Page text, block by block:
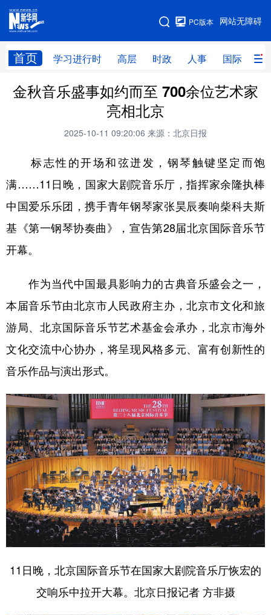
网站无障碍
PC版本
首页 学习进行时 高层 时政 人事 国际 财
网站地图
学习进行时 高层 时政 人事
财经 网评
科技 科创 量子 体育
书画 健康 军事
彩票 娱乐 时尚 悦读
公益 一带一路
文化产业
地方频道
北京 天津 河北 山西
辽宁 吉林 上海 江苏
浙江 安徽 福建 江西
河南 湖北 湖南
广东 广西 海南 重庆
四川 贵州 云南 西藏
金秋音乐盛事如约而至 700余位艺术家
亮相北京
2025-10-11 09:20:06 来源：北京日报
标志性的开场和弦迸发，钢琴触键坚定而饱
满……11日晚，国家大剧院音乐厅，指挥家余隆执棒
中国爱乐乐团，携手青年钢琴家张昊辰奏响柴科夫斯
基《第一钢琴协奏曲》，宣告第28届北京国际音乐节
开幕。
作为当代中国最具影响力的古典音乐盛会之一，
本届音乐节由北京市人民政府主办，北京市文化和旅
游局、北京国际音乐节艺术基金会承办，北京市海外
文化交流中心协办，将呈现风格多元、富有创新性的
音乐作品与演出形式。
11日晚，北京国际音乐节在国家大剧院音乐厅恢宏的
交响乐中拉开大幕。北京日报记者 方非摄